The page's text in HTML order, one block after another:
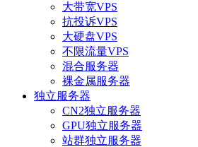
大带宽VPS
抗投诉VPS
大硬盘VPS
不限流量VPS
混合服务器
裸金属服务器
独立服务器
CN2独立服务器
GPU独立服务器
站群独立服务器